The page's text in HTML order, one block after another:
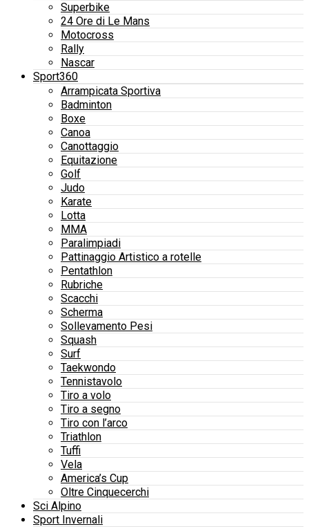
Superbike
24 Ore di Le Mans
Motocross
Rally
Nascar
Sport360
Arrampicata Sportiva
Badminton
Boxe
Canoa
Canottaggio
Equitazione
Golf
Judo
Karate
Lotta
MMA
Paralimpiadi
Pattinaggio Artistico a rotelle
Pentathlon
Rubriche
Scacchi
Scherma
Sollevamento Pesi
Squash
Surf
Taekwondo
Tennistavolo
Tiro a volo
Tiro a segno
Tiro con l’arco
Triathlon
Tuffi
Vela
America’s Cup
Oltre Cinquecerchi
Sci Alpino
Sport Invernali